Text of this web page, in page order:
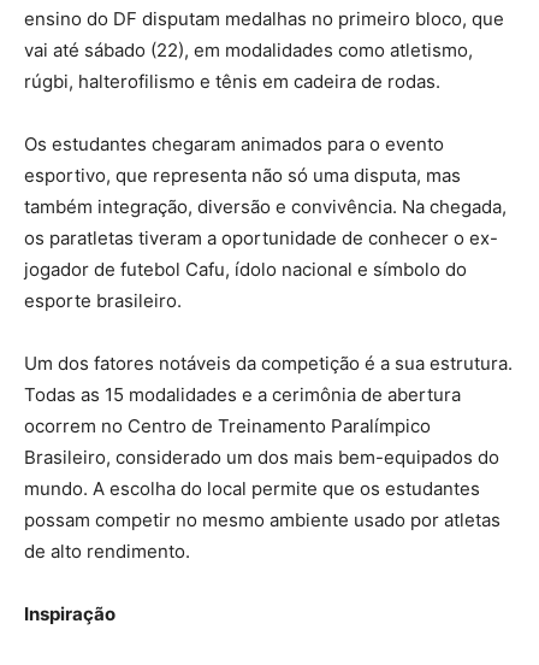
ensino do DF disputam medalhas no primeiro bloco, que
vai até sábado (22), em modalidades como atletismo,
rúgbi, halterofilismo e tênis em cadeira de rodas.
Os estudantes chegaram animados para o evento
esportivo, que representa não só uma disputa, mas
também integração, diversão e convivência. Na chegada,
os paratletas tiveram a oportunidade de conhecer o ex-
jogador de futebol Cafu, ídolo nacional e símbolo do
esporte brasileiro.
Um dos fatores notáveis da competição é a sua estrutura.
Todas as 15 modalidades e a cerimônia de abertura
ocorrem no Centro de Treinamento Paralímpico
Brasileiro, considerado um dos mais bem-equipados do
mundo. A escolha do local permite que os estudantes
possam competir no mesmo ambiente usado por atletas
de alto rendimento.
Inspiração